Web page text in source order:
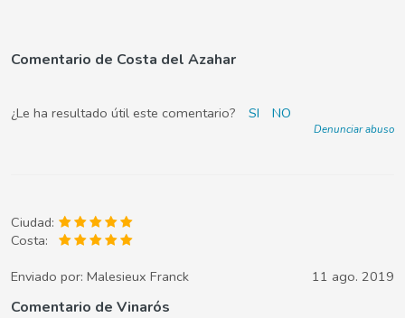
Comentario de Costa del Azahar
¿Le ha resultado útil este comentario? SI NO
Denunciar abuso
Ciudad:
Costa:
Enviado por: Malesieux Franck 11 ago. 2019
Comentario de Vinarós